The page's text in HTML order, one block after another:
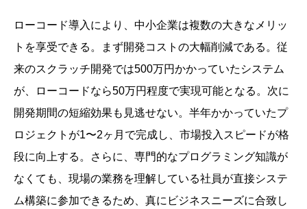
ローコード導入により、中小企業は複数の大きなメリッ
トを享受できる。まず開発コストの大幅削減である。従
来のスクラッチ開発では500万円かかっていたシステム
が、ローコードなら50万円程度で実現可能となる。次に
開発期間の短縮効果も見逃せない。半年かかっていたプ
ロジェクトが1〜2ヶ月で完成し、市場投入スピードが格
段に向上する。さらに、専門的なプログラミング知識が
なくても、現場の業務を理解している社員が直接システ
ム構築に参加できるため、真にビジネスニーズに合致し